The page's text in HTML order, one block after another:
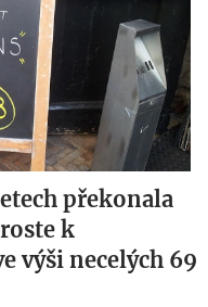
překonala
k
výši necelých 69